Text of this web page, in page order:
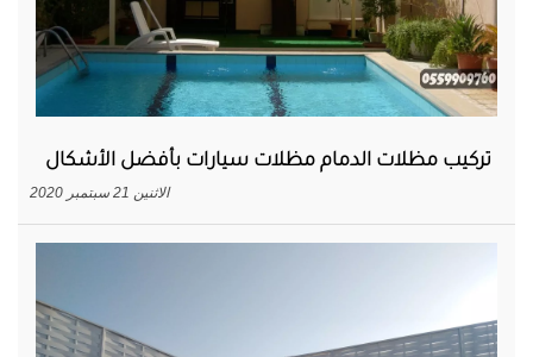
تركيب مظلات الدمام مظلات سيارات بأفضل الأشكال
الاثنين 21 سبتمبر 2020